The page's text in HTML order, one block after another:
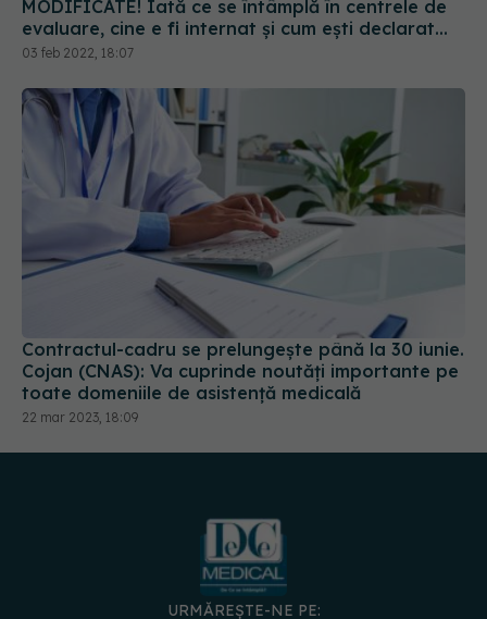
MODIFICATE! Iată ce se întâmplă în centrele de
evaluare, cine e fi internat și cum ești declarat
vindecat. REGULI NOI
03 feb 2022, 18:07
Contractul-cadru se prelungește până la 30 iunie.
Cojan (CNAS): Va cuprinde noutăți importante pe
toate domeniile de asistenţă medicală
22 mar 2023, 18:09
URMĂREȘTE-NE PE: